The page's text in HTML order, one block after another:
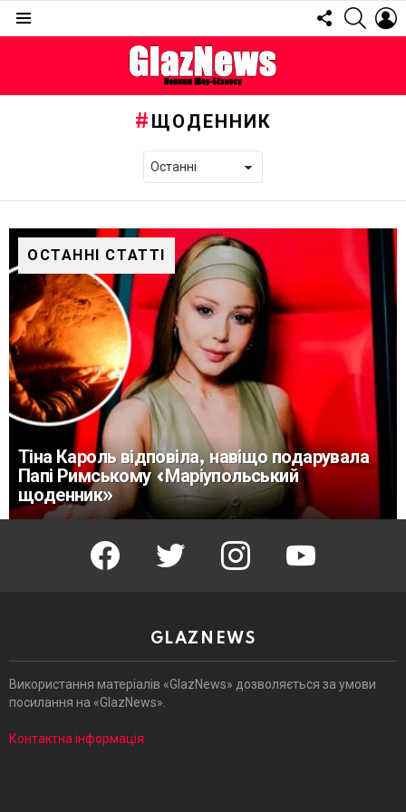
FOLLOW
US
ЩОДЕННИК
ОСТАННІ СТАТТІ
Тіна Кароль відповіла, навіщо подарувала
Папі Римському «Маріупольський
щоденник»
facebook twitter instagram youtube
GLAZNEWS
Використання матеріалів «GlazNews» дозволяється за умови
посилання на «GlazNews».
Контактна інформація